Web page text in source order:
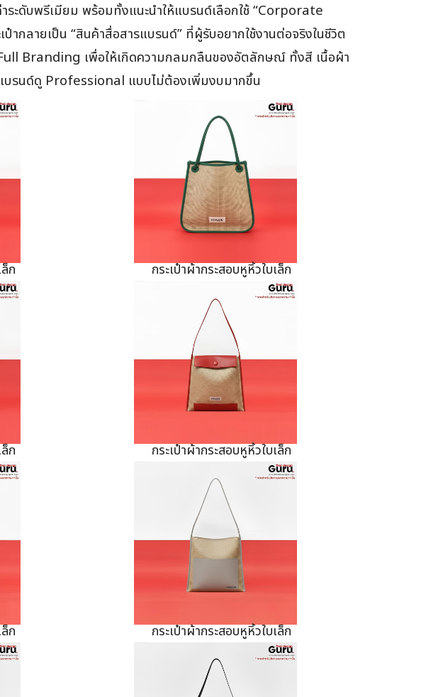
ะดับพรีเมียม พร้อมทั้งแนะนำให้แบรนด์เลือกใช้ “Corporate
ากลายเป็น “สินค้าสื่อสารแบรนด์” ที่ผู้รับอยากใช้งานต่อจริงในชีวิต
Branding เพื่อให้เกิดความกลมกลืนของอัตลักษณ์ ทั้งสี เนื้อผ้า
บรนด์ดู Professional แบบไม่ต้องเพิ่มงบมากขึ้น
ก กระเป๋าผ้ากระสอบหูหิ้วใบเล็ก
ก กระเป๋าผ้ากระสอบหูหิ้วใบเล็ก
ก กระเป๋าผ้ากระสอบหูหิ้วใบเล็ก